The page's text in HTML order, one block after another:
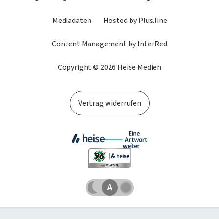
Mediadaten Hosted by Plus.line
Content Management by InterRed
Copyright © 2026 Heise Medien
Vertrag widerrufen
Dunkles
Schema
Betriebssystemeinstellung
übernehmen
Helles
Schema